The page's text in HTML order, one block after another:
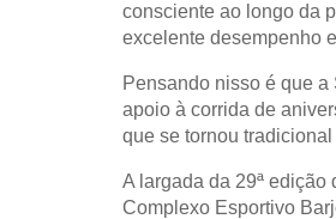
consciente ao longo da
excelente desempenho
Pensando nisso é que a
apoio à corrida de
que se tornou
A largada da 29ª edição
Complexo Esportivo